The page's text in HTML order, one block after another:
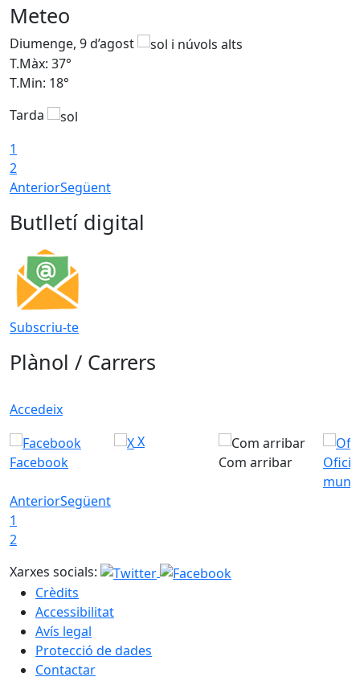
Meteo
Diumenge, 9 d’agost
T.Màx: 37°
T.Min: 18°
Tarda
1
2
AnteriorSegüent
Butlletí digital
Subscriu-te
Plànol / Carrers
Accedeix
Facebook
X
Com arribar
AnteriorSegüent
1
2
Xarxes socials:
Crèdits
Accessibilitat
Avís legal
Protecció de dades
Contactar